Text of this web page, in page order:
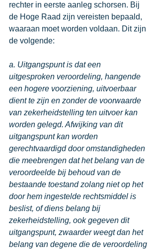
rechter in eerste aanleg schorsen. Bij
de Hoge Raad zijn vereisten bepaald,
waaraan moet worden voldaan. Dit zijn
de volgende:
a. Uitgangspunt is dat een
uitgesproken veroordeling, hangende
een hogere voorziening, uitvoerbaar
dient te zijn en zonder de voorwaarde
van zekerheidstelling ten uitvoer kan
worden gelegd. Afwijking van dit
uitgangspunt kan worden
gerechtvaardigd door omstandigheden
die meebrengen dat het belang van de
veroordeelde bij behoud van de
bestaande toestand zolang niet op het
door hem ingestelde rechtsmiddel is
beslist, of diens belang bij
zekerheidstelling, ook gegeven dit
uitgangspunt, zwaarder weegt dan het
belang van degene die de veroordeling